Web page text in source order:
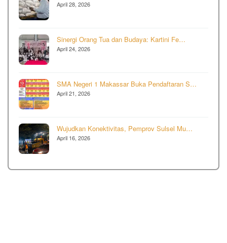
April 28, 2026
Sinergi Orang Tua dan Budaya: Kartini Fe…
April 24, 2026
SMA Negeri 1 Makassar Buka Pendaftaran S…
April 21, 2026
Wujudkan Konektivitas, Pemprov Sulsel Mu…
April 16, 2026